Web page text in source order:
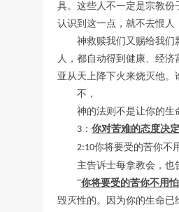
具。这些人不一定是宗教
认识到这一点，就不去恨人
神救赎我们又赐给我们
人，都自动得到健康、经
亚从天上降下火来烧灭他
不，
神的法则不是让你的生
3 ： 你对苦难的态度决
2:10你将要受的苦你不
主告诉士每拿教会，也
“你将要受的苦你不用怕
毁灭性的。因为你的生命已